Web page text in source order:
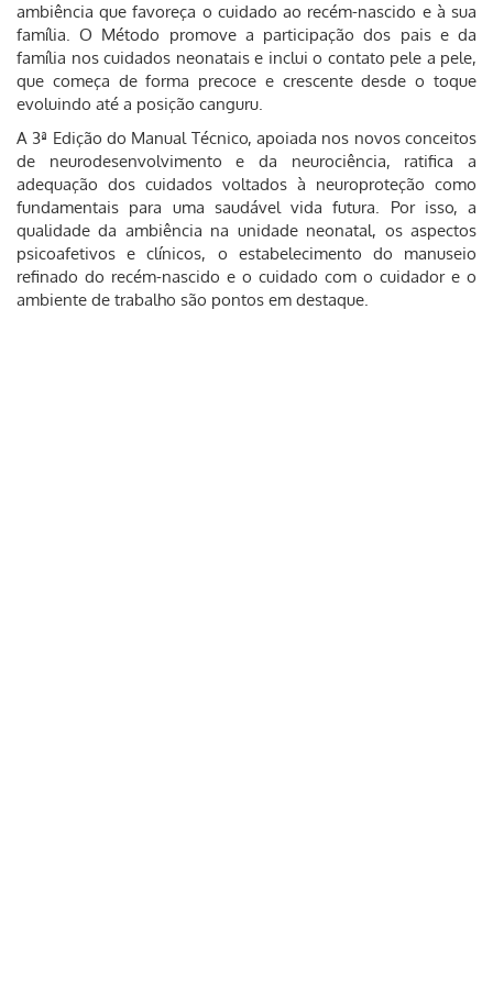
ambiência que favoreça o cuidado ao recém-nascido e à sua
família. O Método promove a participação dos pais e da
família nos cuidados neonatais e inclui o contato pele a pele,
que começa de forma precoce e crescente desde o toque
evoluindo até a posição canguru.
A 3ª Edição do Manual Técnico, apoiada nos novos conceitos
de neurodesenvolvimento e da neurociência, ratifica a
adequação dos cuidados voltados à neuroproteção como
fundamentais para uma saudável vida futura. Por isso, a
qualidade da ambiência na unidade neonatal, os aspectos
psicoafetivos e clínicos, o estabelecimento do manuseio
refinado do recém-nascido e o cuidado com o cuidador e o
ambiente de trabalho são pontos em destaque.